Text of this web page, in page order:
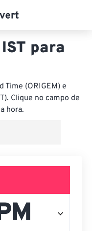
para
Time (ORIGEM) e
Clique no campo de
hora.